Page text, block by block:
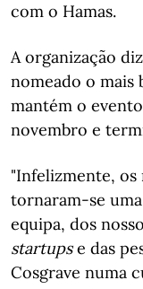
com o Hamas.
A organização
nomeado o mais
mantém o
novembro e
"Infelizmente, os
tornaram-se
equipa, dos
startupse das
Cosgrave numa